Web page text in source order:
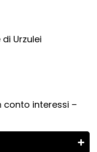
Urzulei
conto interessi –